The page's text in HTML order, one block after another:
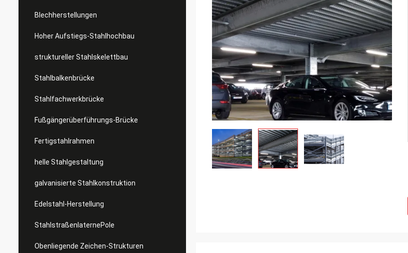
Blechherstellungen
Hoher Aufstiegs-Stahlhochbau
struktureller Stahlskelettbau
Stahlbalkenbrücke
Stahlfachwerkbrücke
Fußgängerüberführungs-Brücke
Fertigstahlrahmen
helle Stahlgestaltung
galvanisierte Stahlkonstruktion
Edelstahl-Herstellung
StahlstraßenlaternePole
Obenliegende Zeichen-Strukturen